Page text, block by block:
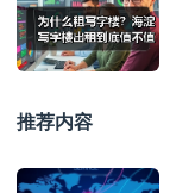
推荐内容